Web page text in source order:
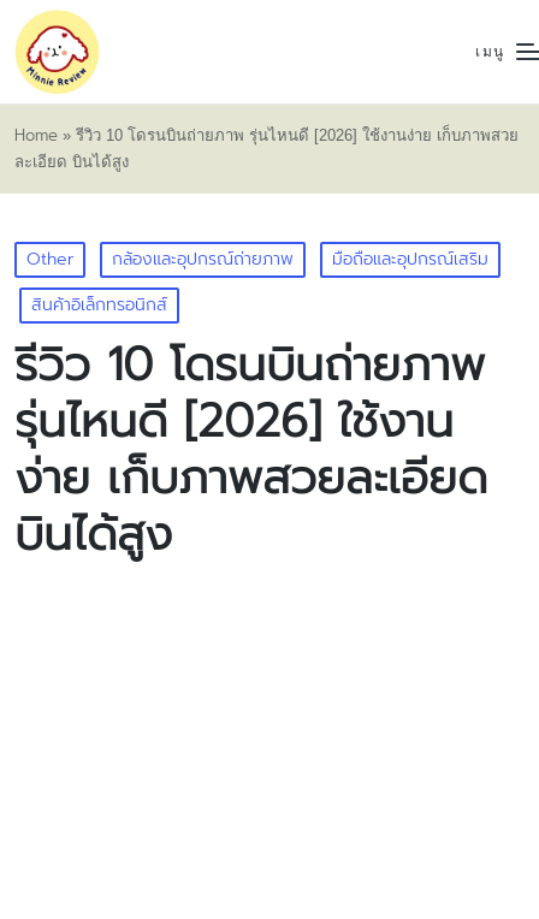
เมนู
Home » รีวิว 10 โดรนบินถ่ายภาพ รุ่นไหนดี [2026] ใช้งานง่าย เก็บภาพสวย
ละเอียด บินได้สูง
Posted
in
Other กล้องและอุปกรณ์ถ่ายภาพ
มือถือและอุปกรณ์เสริม
สินค้าอิเล็กทรอนิกส์
รีวิว 10 โดรนบินถ่ายภาพ
รุ่นไหนดี [2026] ใช้งาน
ง่าย เก็บภาพสวยละเอียด
บินได้สูง